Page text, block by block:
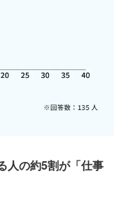
人の約5割が「仕事